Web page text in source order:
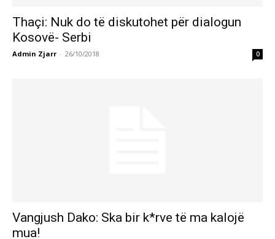
Thaçi: Nuk do të diskutohet për dialogun
Kosovë- Serbi
Admin Zjarr - 26/10/2018 0
Vangjush Dako: Ska bir k*rve të ma kalojë
mua!